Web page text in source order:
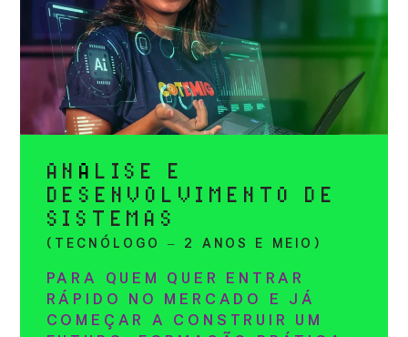
AN Á LISE E
DESENVOLVIMENTO DE
SISTEMAS
(TECNÓLOGO – 2 ANOS E MEIO)
PARA QUEM QUER ENTRAR
RÁPIDO NO MERCADO E JÁ
COMEÇAR A CONSTRUIR UM